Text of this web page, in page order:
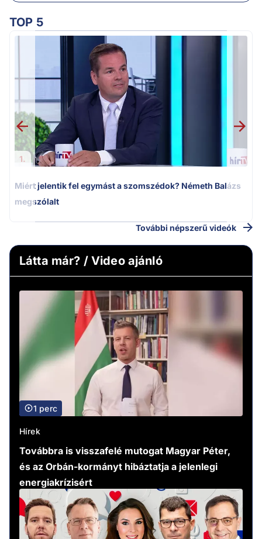
TOP 5
1.
Miért jelentik fel egymást a szomszédok? Németh Balázs
megszólalt
További népszerű videók
Látta már? / Video ajánló
1 perc
Hírek
Továbbra is visszafelé mutogat Magyar Péter,
és az Orbán-kormányt hibáztatja a jelenlegi
energiakrízisért